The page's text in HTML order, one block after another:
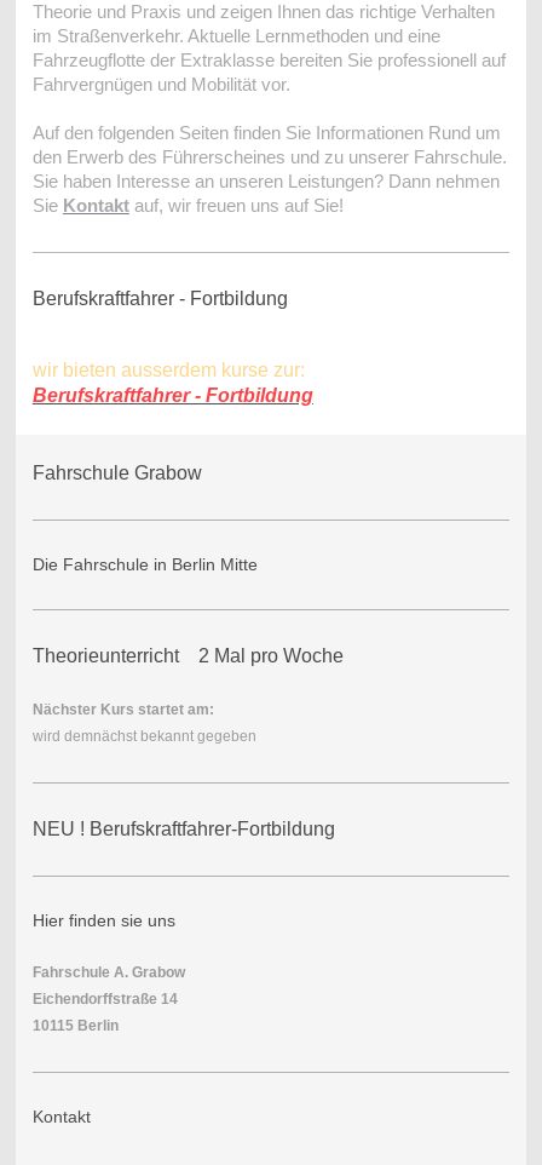
Theorie und Praxis und zeigen Ihnen das richtige Verhalten
im Straßenverkehr. Aktuelle Lernmethoden und eine
Fahrzeugflotte der Extraklasse bereiten Sie professionell auf
Fahrvergnügen und Mobilität vor.
Auf den folgenden Seiten finden Sie Informationen Rund um
den Erwerb des Führerscheines und zu unserer Fahrschule.
Sie haben Interesse an unseren Leistungen? Dann nehmen
Sie Kontaktauf, wir freuen uns auf Sie!
Berufskraftfahrer - Fortbildung
wir bieten ausserdem kurse zur:
Berufskraftfahrer - Fortbildung
Fahrschule Grabow
Die Fahrschule in Berlin Mitte
Theorieunterricht 2 Mal pro Woche
Nächster Kurs startet am:
wird demnächst bekannt gegeben
NEU ! Berufskraftfahrer-Fortbildung
Hier finden sie uns
Fahrschule A. Grabow
Eichendorffstraße 14
10115 Berlin
Kontakt